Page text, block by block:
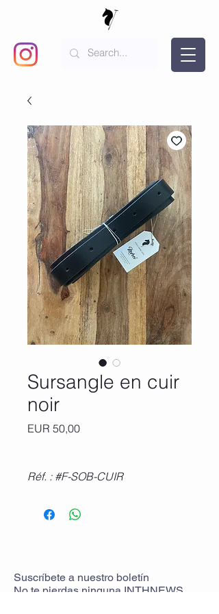
Sursangle en cuir
noir
EUR 50,00Precio
Réf. : #F-SOB-CUIR
Suscríbete a nuestro boletín
No te pierdas ninguna INTHNEWS